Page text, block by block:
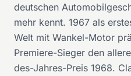
deutschen
mehr kennt. 1967 als
Welt mit Wankel-Motor
Premiere-Sieger den
des-Jahres-Preis 1968.